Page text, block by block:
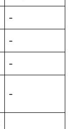
–
–
–
–